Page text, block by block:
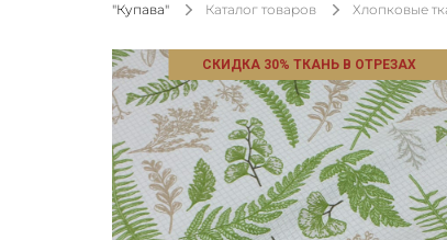
"Купава" Каталог товаров Хлопковые
СКИДКА 30% ТКАНЬ В ОТРЕЗАХ